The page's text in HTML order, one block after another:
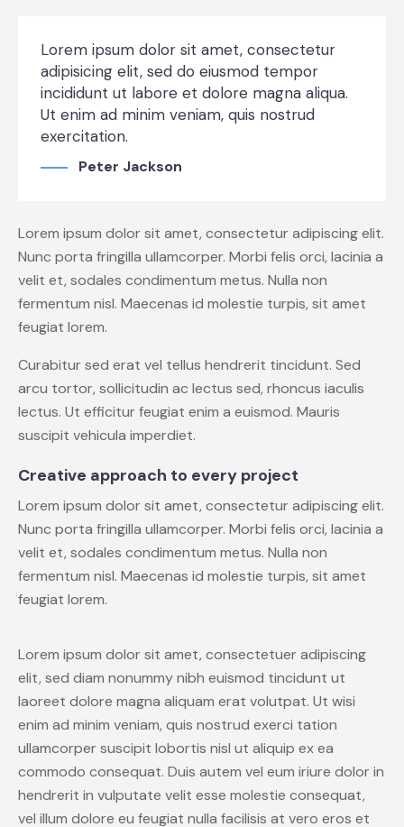
Lorem ipsum dolor sit amet, consectetur
adipisicing elit, sed do eiusmod tempor
incididunt ut labore et dolore magna aliqua.
Ut enim ad minim veniam, quis nostrud
exercitation.
Peter Jackson
Lorem ipsum dolor sit amet, consectetur adipiscing elit.
Nunc porta fringilla ullamcorper. Morbi felis orci, lacinia a
velit et, sodales condimentum metus. Nulla non
fermentum nisl. Maecenas id molestie turpis, sit amet
feugiat lorem.
Curabitur sed erat vel tellus hendrerit tincidunt. Sed
arcu tortor, sollicitudin ac lectus sed, rhoncus iaculis
lectus. Ut efficitur feugiat enim a euismod. Mauris
suscipit vehicula imperdiet.
Creative approach to every project
Lorem ipsum dolor sit amet, consectetur adipiscing elit.
Nunc porta fringilla ullamcorper. Morbi felis orci, lacinia a
velit et, sodales condimentum metus. Nulla non
fermentum nisl. Maecenas id molestie turpis, sit amet
feugiat lorem.
Lorem ipsum dolor sit amet, consectetuer adipiscing
elit, sed diam nonummy nibh euismod tincidunt ut
laoreet dolore magna aliquam erat volutpat. Ut wisi
enim ad minim veniam, quis nostrud exerci tation
ullamcorper suscipit lobortis nisl ut aliquip ex ea
commodo consequat. Duis autem vel eum iriure dolor in
hendrerit in vulputate velit esse molestie consequat,
vel illum dolore eu feugiat nulla facilisis at vero eros et